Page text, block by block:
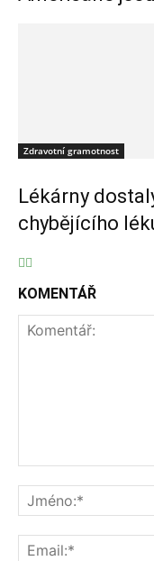
Zdravotní gramotnost
Lékárny
chybějícího
KOMENTÁŘ